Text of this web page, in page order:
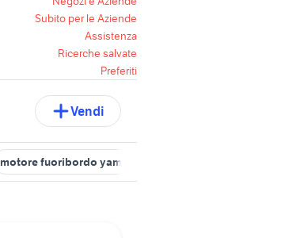
Subito per le Aziende
Assistenza
Ricerche salvate
Preferiti
Vendi
motore fuoribordo yamaha 250 cv usato